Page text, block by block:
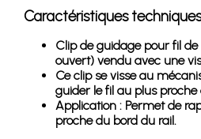
Caractéristiques
Clip de guidage pour fil
ouvert) vendu avec une
Ce clip se visse au
guider le fil au plus proche
Application : Permet de
proche du bord du rail.